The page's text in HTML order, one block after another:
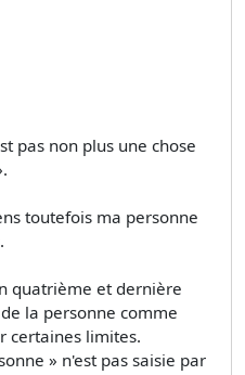
pas non plus une chose
toutefois ma personne
quatrième et dernière
la personne comme
certaines limites.
» n'est pas saisie par